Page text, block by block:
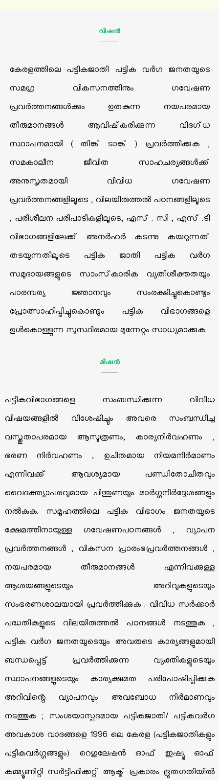
വിഷന്‍
കേരളത്തിലെ പട്ടികജാതി പട്ടിക വര്‍ഗ ജനതയുടെ
സമഗ്ര വികസനത്തിനും ഗവേഷണ
പ്രവര്‍ത്തനങ്ങള്‍ക്കും ഉതകുന്ന നയപരമായ
തീരുമാനങ്ങള്‍ ആവിഷ്‌കരിക്കുന്ന വിദഗ്ധ
സ്ഥാപനമായി ( തിങ്ക് ടാങ്ക് ) പ്രവര്‍ത്തിക്കുക ,
സമകാലീന ജീവിത സാഹചര്യങ്ങള്‍ക്ക്
അനുസൃതമായി വിവിധ ഗവേഷണ
പ്രവര്‍ത്തനങ്ങളിലൂടെ , വിലയിരുത്തല്‍ പഠനങ്ങളിലൂടെ
, പരിശീലന പരിപാടികളിലൂടെ, എസ് . സി , എസ് .ടി
വിഭാഗങ്ങളിലേക്ക് അനര്‍ഹര്‍ കടന്നു കയറുന്നത്
തടയുന്നതിലൂടെ പട്ടിക ജാതി പട്ടിക വര്‍ഗ
സമുദായങ്ങളുടെ സാംസ്‌കാരിക വ്യതിശീക്തതയും
പാരമ്പര്യ ജ്ഞാനവും സംരക്ഷിച്ചുകൊണ്ടും
പ്രോത്സാഹിപ്പിച്ചുകൊണ്ടും പട്ടിക വിഭാഗങ്ങളെ
ഉള്‍കൊള്ളുന്ന സുസ്ഥിരമായ മുന്നേറ്റം സാധ്യമാക്കുക.
മിഷന്‍
പട്ടികവിഭാഗങ്ങളെ സംബന്ധിക്കുന്ന വിവിധ
വിഷയങ്ങളില്‍ വിശേഷിച്ചും അവരെ സംബന്ധിച്ച
വസ്തുതാപരമായ ആസൂത്രണം, കാര്യനിര്‍വഹണം ,
ഭരണ നിര്‍വഹണം , ഉചിതമായ നിയമനിര്‍മാണം
എന്നിവക്ക് ആവശ്യമായ പണ്ഡിതോചിതവും
വൈദക്ത്യാപരവുമായ പിന്തുണയും മാര്‍ഗ്ഗനിര്‍ദ്ദേശങ്ങളും
നല്‍കുക. സമൂഹത്തിലെ പട്ടിക വിഭാഗം ജനതയുടെ
ക്ഷേമത്തിനായുള്ള ഗവേഷണപഠനങ്ങള്‍ , വ്യാപന
പ്രവര്‍ത്തനങ്ങള്‍ , വികസന പ്രാരംഭപ്രവര്‍ത്തനങ്ങള്‍ ,
നയപരമായ തീരുമാനങ്ങള്‍ എന്നിവക്കുള്ള
ആശയങ്ങളുടെയും അറിവുകളുടെയും
സംഭരണശാലയായി പ്രവര്‍ത്തിക്കുക . വിവിധ സര്‍ക്കാര്‍
പദ്ധതികളുടെ വിലയിരുത്തല്‍ പഠനങ്ങള്‍ നടത്തുക ,
പട്ടിക വര്‍ഗ ജനതയുടെയും അവരുടെ കാര്യങ്ങളുമായി
ബന്ധപ്പെട്ട് പ്രവര്‍ത്തിക്കുന്ന വ്യക്തികളുടെയും
സ്ഥാപനങ്ങളുടെയും കാര്യക്ഷമത പരിപോഷിപ്പിക്കുക
അറിവിന്റെ വ്യാപനവും അവബോധ നിര്‍മാണവും
നടത്തുക ; സംശയാസ്പദമായ പട്ടികജാതി/ പട്ടികവര്‍ഗ
അവകാശ വാദങ്ങളെ 1996 ലെ കേരള (പട്ടികജാതികളും
പട്ടികവര്‍ഗ്ഗങ്ങളും) റെഗുലേഷന്‍ ഓഫ് ഇഷ്യൂ ഓഫ്
കമ്മ്യൂണിറ്റി സര്‍ട്ടിഫിക്കറ്റ് ആക്ട് പ്രകാരം ദ്രുതഗതിയില്‍